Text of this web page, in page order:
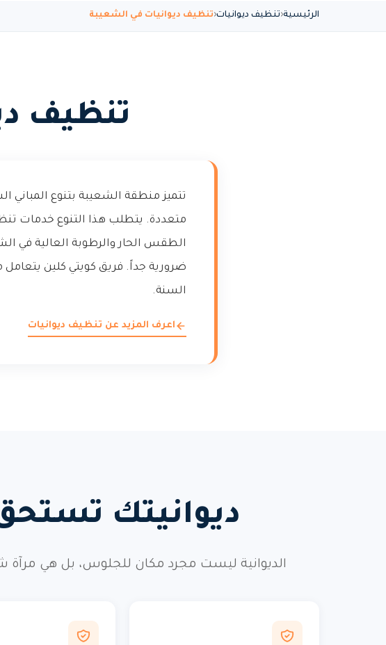
الرئيسية تنظيف ديوانيات تنظيف ديوانيات في الشعيبة
تنظيف
تتميز منطقة الشعيبة بتنوع المباني
متعددة. يتطلب هذا التنوع خدمات
الطقس الحار والرطوبة العالية في
ضرورية جداً. فريق كويتي كلين
السنة.
اعرف المزيد عن تنظيف ديوانيات
ديوانيتك تستحق
الديوانية ليست مجرد مكان للجلوس، بل هي مرآة